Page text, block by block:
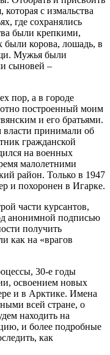
с измальства
где сохранялись
были крепкими,
были корова, лошадь, в
Мужья были
сыновей –
пор, а в городе
построенный моим
и его братьями.
власти принимали об
гражданской
на военных
малолетними
район. Только в 1947
и похоронен в Игарке.
части курсантов,
анонимной подписью
получить
как на «врагов
30-е годы
освоением новых
и в Арктике. Имена
всей стране, о
находить на
и более подробные
как